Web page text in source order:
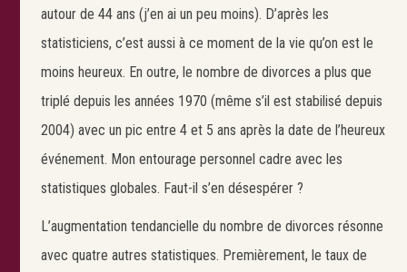
autour de 44 ans (j’en ai un peu moins). D’après les
statisticiens, c’est aussi à ce moment de la vie qu’on est le
moins heureux. En outre, le nombre de divorces a plus que
triplé depuis les années 1970 (même s’il est stabilisé depuis
2004) avec un pic entre 4 et 5 ans après la date de l’heureux
événement. Mon entourage personnel cadre avec les
statistiques globales. Faut-il s’en désespérer ?
L’augmentation tendancielle du nombre de divorces résonne
avec quatre autres statistiques. Premièrement, le taux de